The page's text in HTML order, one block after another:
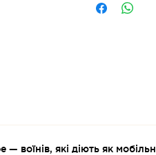
воїнів, які діють як